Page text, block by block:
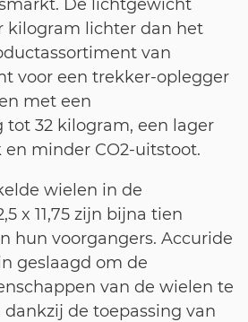
De lichtgewicht
kilogram lichter dan het
van
voor een trekker-oplegger
met een
tot 32 kilogram, een lager
minder CO2-uitstoot.
wielen in de
x 11,75zijn bijna tien
hun voorgangers. Accuride
geslaagd om de
van de wielen te
de toepassing van